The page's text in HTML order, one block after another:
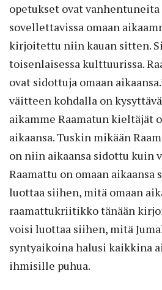
opetukset ovat
sovellettavissa omaan
kirjoitettu niin kauan sitten.
toisenlaisessa kulttuurissa.
ovat sidottuja omaan
väitteen kohdalla on
aikamme Raamatun kieltäjät
aikaansa. Tuskin mikään
on niin aikaansa sidottu kuin
Raamattu on omaan aikaansa
luottaa siihen, mitä omaan
raamattukriitikko tänään
voisi luottaa siihen, mitä
syntyaikoina halusi kaikkina
ihmisille puhua.